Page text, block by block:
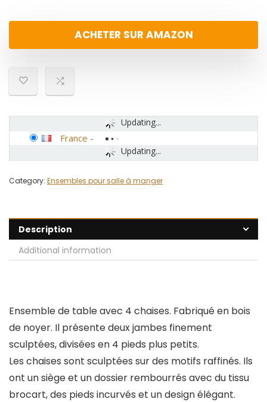
ACHETER SUR AMAZON
Updating...
Updating...
France -
Category: Ensembles pour salle à manger
Description
Additional information
Ensemble de table avec 4 chaises. Fabriqué en bois
de noyer. Il présente deux jambes finement
sculptées, divisées en 4 pieds plus petits.
Les chaises sont sculptées sur des motifs raffinés. Ils
ont un siège et un dossier rembourrés avec du tissu
brocart, des pieds incurvés et un design élégant.